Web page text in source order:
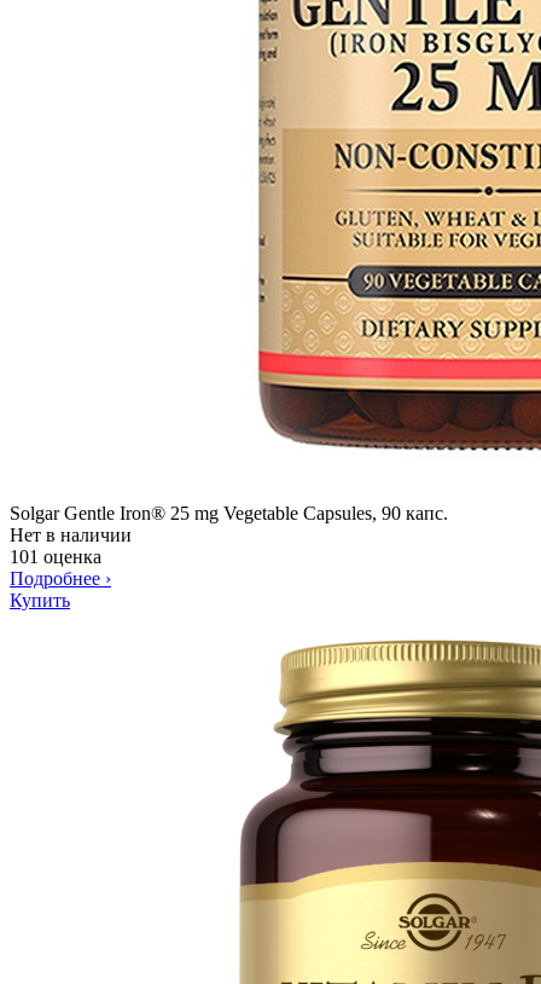
Solgar Gentle Iron® 25 mg Vegetable Capsules, 90 капс.
Нет в наличии
101 оценка
Подробнее ›
Купить